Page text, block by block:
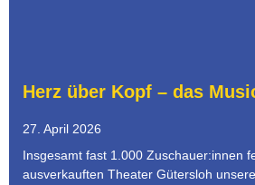
Herz über Kopf – das
27. April 2026
Insgesamt fast 1.000 Zuschauer:innen
ausverkauften Theater Gütersloh